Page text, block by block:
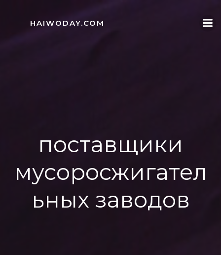
HAIWODAY.COM
поставщики
мусоросжигател
ьных заводов